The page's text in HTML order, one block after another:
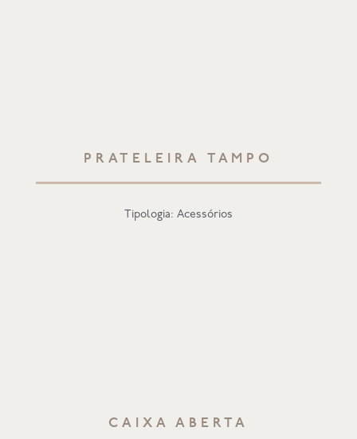
PRATELEIRA TAMPO
Tipologia: Acessórios
CAIXA ABERTA